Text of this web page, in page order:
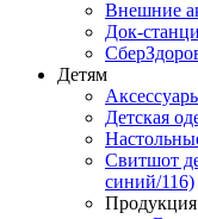
Внешние
Док-
Детям
Детская
Свитшот
синий/116)